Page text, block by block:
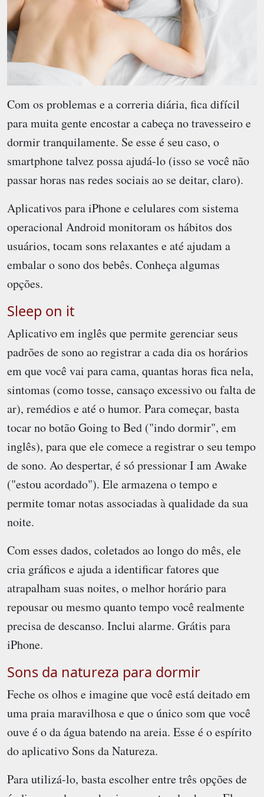
Com os problemas e a correria diária, fica difícil
para muita gente encostar a cabeça no travesseiro e
dormir tranquilamente. Se esse é seu caso, o
smartphone talvez possa ajudá-lo (isso se você não
passar horas nas redes sociais ao se deitar, claro).
Aplicativos para iPhone e celulares com sistema
operacional Android monitoram os hábitos dos
usuários, tocam sons relaxantes e até ajudam a
embalar o sono dos bebês. Conheça algumas
opções.
Sleep on it
Aplicativo em inglês que permite gerenciar seus
padrões de sono ao registrar a cada dia os horários
em que você vai para cama, quantas horas fica nela,
sintomas (como tosse, cansaço excessivo ou falta de
ar), remédios e até o humor. Para começar, basta
tocar no botão Going to Bed ("indo dormir", em
inglês), para que ele comece a registrar o seu tempo
de sono. Ao despertar, é só pressionar I am Awake
("estou acordado"). Ele armazena o tempo e
permite tomar notas associadas à qualidade da sua
noite.
Com esses dados, coletados ao longo do mês, ele
cria gráficos e ajuda a identificar fatores que
atrapalham suas noites, o melhor horário para
repousar ou mesmo quanto tempo você realmente
precisa de descanso. Inclui alarme. Grátis para
iPhone.
Sons da natureza para dormir
Feche os olhos e imagine que você está deitado em
uma praia maravilhosa e que o único som que você
ouve é o da água batendo na areia. Esse é o espírito
do aplicativo Sons da Natureza.
Para utilizá-lo, basta escolher entre três opções de